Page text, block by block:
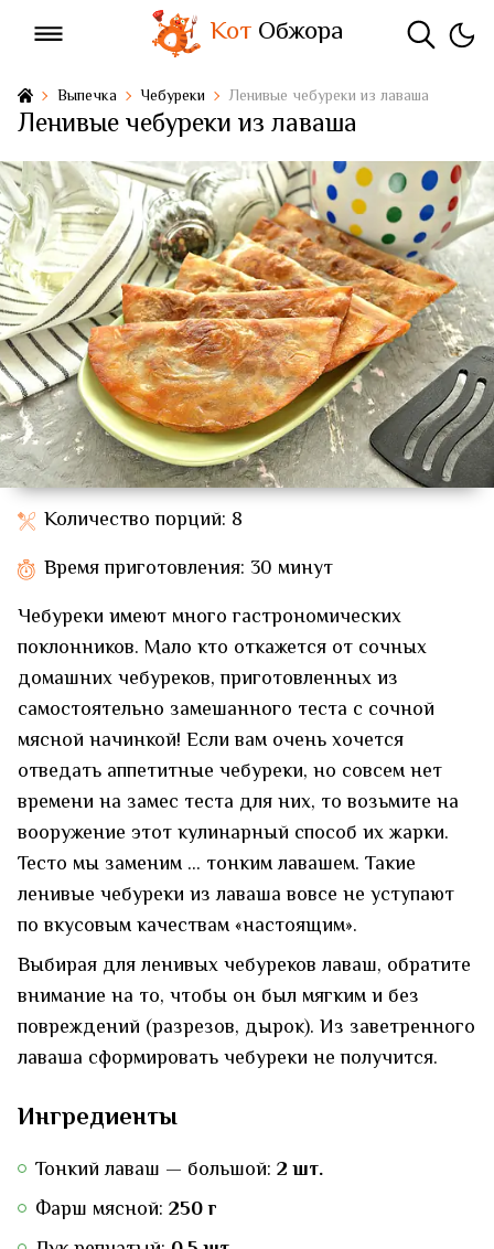
КотОбжора
Выпечка Чебуреки Ленивые чебуреки из лаваша
Ленивые чебуреки из лаваша
Количество порций: 8
Время приготовления: 30 минут
Чебуреки имеют много гастрономических
поклонников. Мало кто откажется от сочных
домашних чебуреков, приготовленных из
самостоятельно замешанного теста с сочной
мясной начинкой! Если вам очень хочется
отведать аппетитные чебуреки, но совсем нет
времени на замес теста для них, то возьмите на
вооружение этот кулинарный способ их жарки.
Тесто мы заменим … тонким лавашем. Такие
ленивые чебуреки из лаваша вовсе не уступают
по вкусовым качествам «настоящим».
Выбирая для ленивых чебуреков лаваш, обратите
внимание на то, чтобы он был мягким и без
повреждений (разрезов, дырок). Из заветренного
лаваша сформировать чебуреки не получится.
Ингредиенты
Тонкий лаваш — большой: 2 шт.
Фарш мясной: 250 г